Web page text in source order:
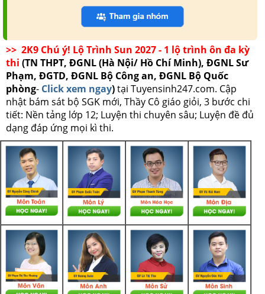
>> 2K9 Chú ý! Lộ Trình Sun 2027 - 1 lộ trình ôn đa kỳ
thi (TN THPT, ĐGNL (Hà Nội/ Hồ Chí Minh), ĐGNL Sư
Phạm, ĐGTD, ĐGNL Bộ Công an, ĐGNL Bộ Quốc
phòng- Click xem ngay)tại Tuyensinh247.com. Cập
nhật bám sát bộ SGK mới, Thầy Cô giáo giỏi, 3 bước chi
tiết: Nền tảng lớp 12; Luyện thi chuyên sâu; Luyện đề đủ
dạng đáp ứng mọi kì thi.